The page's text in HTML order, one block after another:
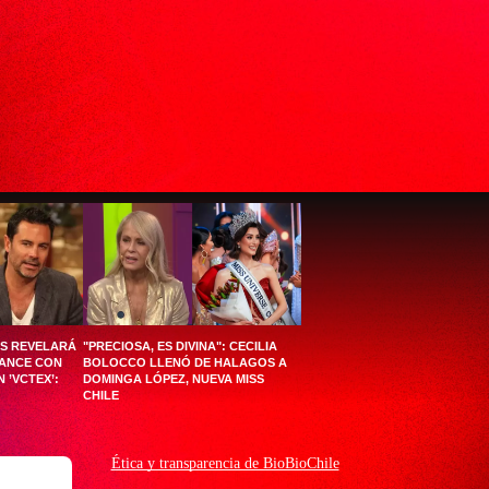
REVELARÁ
CON
"PRECIOSA, ES DIVINA": CECILIA
BOLOCCO LLENÓ DE HALAGOS A
DOMINGA LÓPEZ, NUEVA MISS
CHILE
Ética y transparencia de BioBioChile